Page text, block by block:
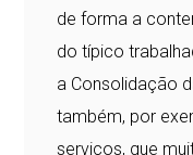
de forma a
do típico
a Consolidação
também, por
serviços, que